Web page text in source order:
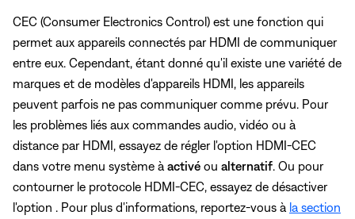
CEC (Consumer Electronics Control) est une fonction qui
permet aux appareils connectés par HDMI de communiquer
entre eux. Cependant, étant donné qu'il existe une variété de
marques et de modèles d'appareils HDMI, les appareils
peuvent parfois ne pas communiquer comme prévu. Pour
les problèmes liés aux commandes audio, vidéo ou à
distance par HDMI, essayez de régler l'option HDMI-CEC
dans votre menu système à activé ou alternatif. Ou pour
contourner le protocole HDMI-CEC, essayez de désactiver
l'option . Pour plus d'informations, reportez-vous à la section